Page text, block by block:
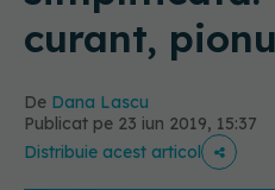
curant,
De Dana Lascu
Publicat pe 23 iun 2019, 15:37
Distribuie acest articol